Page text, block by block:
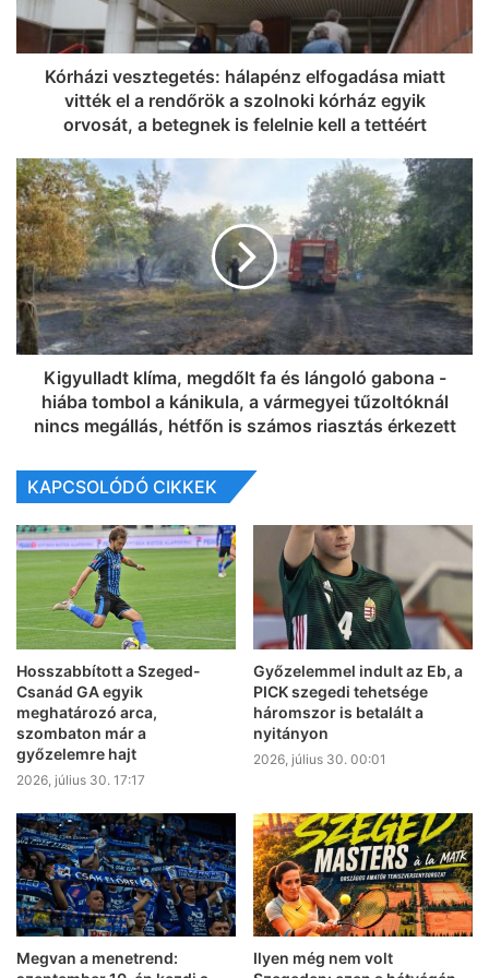
Kórházi vesztegetés: hálapénz elfogadása miatt
vitték el a rendőrök a szolnoki kórház egyik
orvosát, a betegnek is felelnie kell a tettéért
Kigyulladt klíma, megdőlt fa és lángoló gabona -
hiába tombol a kánikula, a vármegyei tűzoltóknál
nincs megállás, hétfőn is számos riasztás érkezett
KAPCSOLÓDÓ CIKKEK
Hosszabbított a Szeged-
Csanád GA egyik
meghatározó arca,
szombaton már a
győzelemre hajt
2026, július 30. 17:17
Győzelemmel indult az Eb, a
PICK szegedi tehetsége
háromszor is betalált a
nyitányon
2026, július 30. 00:01
Megvan a menetrend:
Ilyen még nem volt